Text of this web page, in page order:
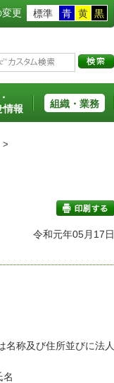
更 標準 青 黄 黒
情報
組織・業務
印刷する
令和元年05月17日
称及び住所並びに法人
名